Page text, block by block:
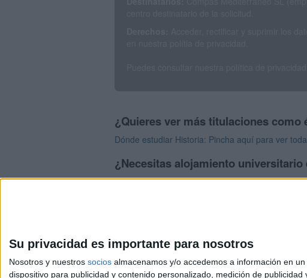
Su privacidad es importante para nosotros
Nosotros y nuestros socios almacenamos y/o accedemos a información en
dispositivo para publicidad y contenido personalizado, medición de
¿Quieres ver más titulaciones como
Dónde estudiar Historia: Pincha aquí para ver
¿Necesitas alojamiento universitario
>> Residencias de estudiantes y colegios